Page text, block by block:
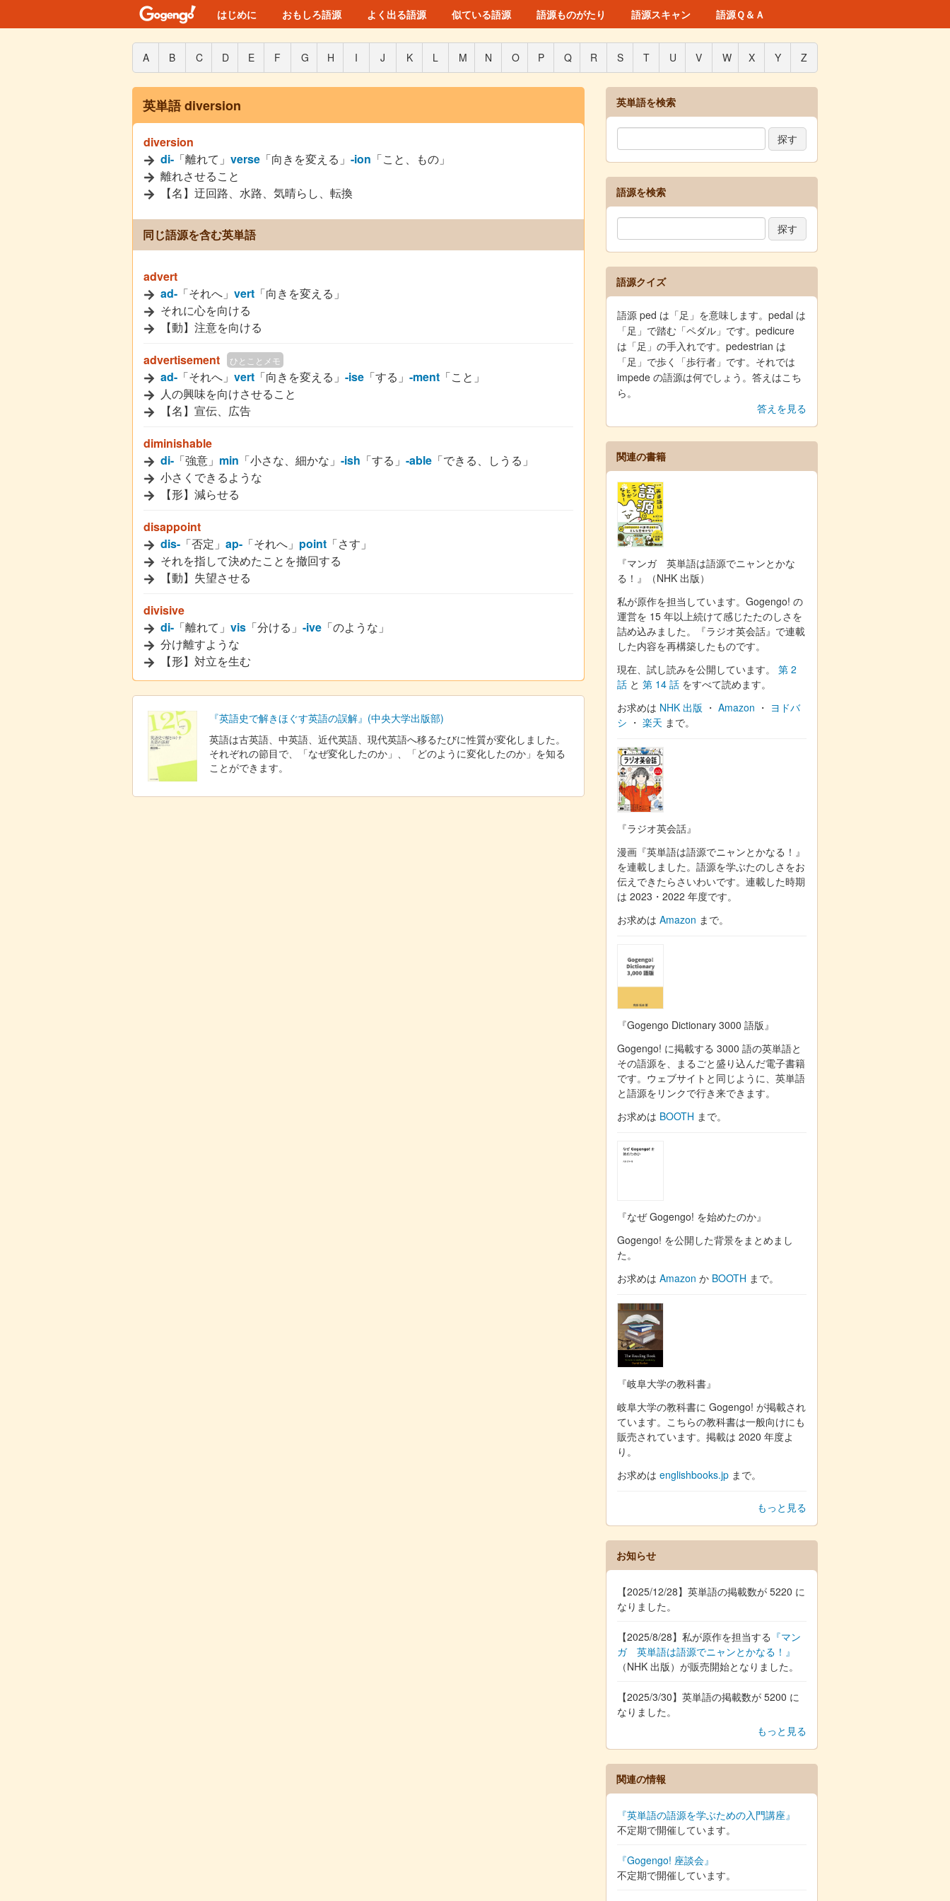
はじめに おもしろ語源 よく出る語源 似ている語源 語源ものがたり 語源スキャン 語源Ｑ＆Ａ
A B C D E F G H I J K L M N O P Q R S T U V W X Y Z
英単語 diversion
diversion
di- 「離れて」 verse 「向きを変える」 -ion 「こと、もの」
離れさせること
【名】迂回路、水路、気晴らし、転換
同じ語源を含む英単語
advert
ad- 「それへ」 vert 「向きを変える」
それに心を向ける
【動】注意を向ける
advertisement
ひとことメモ
ad- 「それへ」 vert 「向きを変える」 -ise 「する」 -ment 「こと」
人の興味を向けさせること
【名】宣伝、広告
diminishable
di- 「強意」 min 「小さな、細かな」 -ish 「する」 -able 「できる、しうる」
小さくできるような
【形】減らせる
disappoint
dis- 「否定」 ap- 「それへ」 point 「さす」
それを指して決めたことを撤回する
【動】失望させる
divisive
di- 「離れて」 vis 「分ける」 -ive 「のような」
分け離すような
【形】対立を生む
『英語史で解きほぐす英語の誤解』(中央大学出版部)
英語は古英語、中英語、近代英語、現代英語へ移るたびに性質が変化しました。
それぞれの節目で、「なぜ変化したのか」、「どのように変化したのか」を知る
ことができます。
英単語を検索
語源を検索
語源クイズ
語源 ped は「足」を意味します。pedal は
「足」で踏む「ペダル」です。pedicure
は「足」の手入れです。pedestrian は
「足」で歩く「歩行者」です。それでは
impede の語源は何でしょう。答えはこち
ら。
答えを見る
関連の書籍
『マンガ 英単語は語源でニャンとかな
る！』（NHK 出版）
私が原作を担当しています。Gogengo! の
運営を 15 年以上続けて感じたたのしさを
詰め込みました。『ラジオ英会話』で連載
した内容を再構築したものです。
現在、試し読みを公開しています。 第 2
話 と 第 14 話 をすべて読めます。
お求めは NHK 出版 ・ Amazon ・ ヨドバ
シ ・ 楽天 まで。
『ラジオ英会話』
漫画『英単語は語源でニャンとかなる！』
を連載しました。語源を学ぶたのしさをお
伝えできたらさいわいです。連載した時期
は 2023・2022 年度です。
お求めは Amazon まで。
『Gogengo Dictionary 3000 語版』
Gogengo! に掲載する 3000 語の英単語と
その語源を、まるごと盛り込んだ電子書籍
です。ウェブサイトと同じように、英単語
と語源をリンクで行き来できます。
お求めは BOOTH まで。
『なぜ Gogengo! を始めたのか』
Gogengo! を公開した背景をまとめまし
た。
お求めは Amazon か BOOTH まで。
『岐阜大学の教科書』
岐阜大学の教科書に Gogengo! が掲載され
ています。こちらの教科書は一般向けにも
販売されています。掲載は 2020 年度よ
り。
お求めは englishbooks.jp まで。
もっと見る
お知らせ
【2025/12/28】英単語の掲載数が 5220 に
なりました。
【2025/8/28】私が原作を担当する 『マン
ガ 英単語は語源でニャンとかなる！』
（NHK 出版）が販売開始となりました。
【2025/3/30】英単語の掲載数が 5200 に
なりました。
もっと見る
関連の情報
『英単語の語源を学ぶための入門講座』
不定期で開催しています。
『Gogengo! 座談会』
不定期で開催しています。